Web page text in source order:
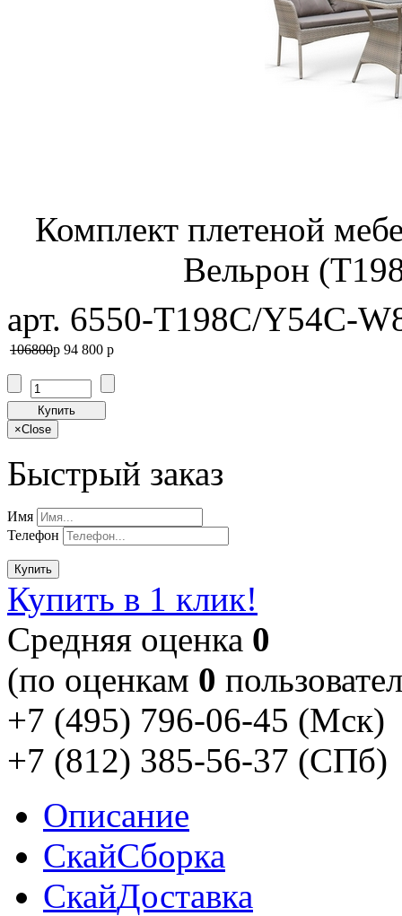
Комплект плетеной
Вельрон
арт. 6550-T198C/Y54C-
106800p 94 800 p
Купить
×Close
Быстрый заказ
Имя
Телефон
Купить
Купить в 1 клик!
Cредняя оценка 0
(по оценкам 0
+7 (495) 796-06-45 (Мск)
+7 (812) 385-56-37 (СПб)
Описание
СкайСборка
СкайДоставка